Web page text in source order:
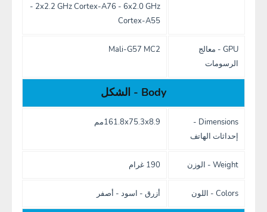
- 2x2.2 GHz Cortex-A76 - 6x2.0 GHz
Cortex-A55
GPU - معالج
الرسومات
Mali-G57 MC2
Body - الشكل
Dimensions -
إحداثات الهاتف
161.8x75.3x8.9مم
Weight - الوزن 190 غرام
Colors - اللون أزرق - اسود - أصفر